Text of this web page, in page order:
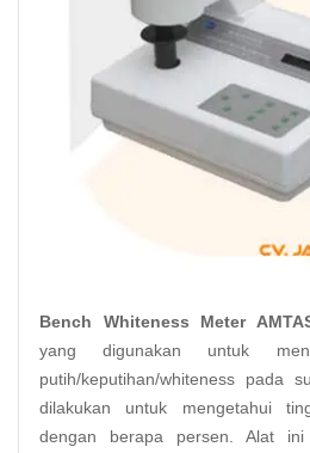
Bench Whiteness Meter
yang digunakan untuk
putih/keputihan/whiteness pada
dilakukan untuk mengetahui
dengan berapa persen. Alat